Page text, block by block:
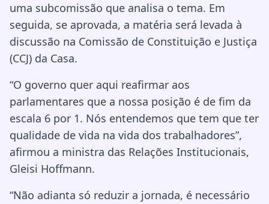
uma subcomissão que analisa o tema. Em
seguida, se aprovada, a matéria será levada à
discussão na Comissão de Constituição e Justiça
(CCJ) da Casa.
“O governo quer aqui reafirmar aos
parlamentares que a nossa posição é de fim da
escala 6 por 1. Nós entendemos que tem que ter
qualidade de vida na vida dos trabalhadores”,
afirmou a ministra das Relações Institucionais,
Gleisi Hoffmann.
“Não adianta só reduzir a jornada, é necessário